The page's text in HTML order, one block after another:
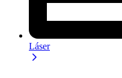
Láser